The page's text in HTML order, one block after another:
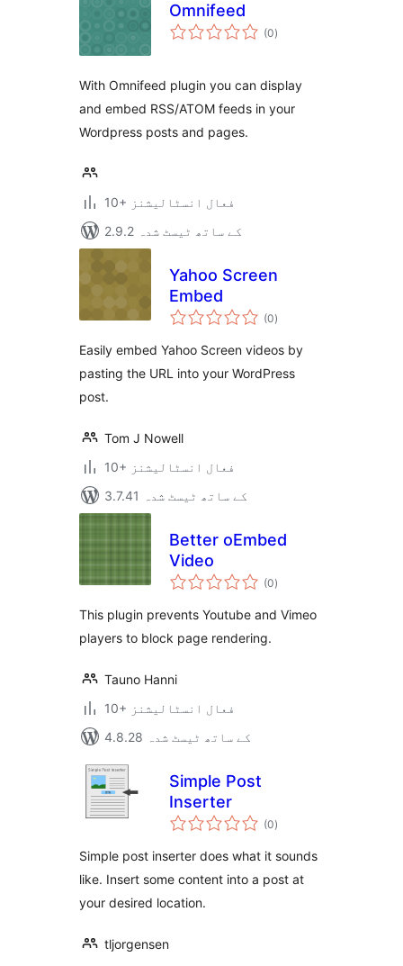
Omnifeed
(0مجموعی
درجہ
)
With Omnifeed plugin you can display
and embed RSS/ATOM feeds in your
Wordpress posts and pages.
10+ فعال انسٹالیشنز
2.9.2 کے ساتھ ٹیسٹ شدہ
Yahoo Screen
Embed
(0مجموعی
درجہ
)
Easily embed Yahoo Screen videos by
pasting the URL into your WordPress
post.
Tom J Nowell
10+ فعال انسٹالیشنز
3.7.41 کے ساتھ ٹیسٹ شدہ
Better oEmbed
Video
(0مجموعی
درجہ
)
This plugin prevents Youtube and Vimeo
players to block page rendering.
Tauno Hanni
10+ فعال انسٹالیشنز
4.8.28 کے ساتھ ٹیسٹ شدہ
Simple Post
Inserter
(0مجموعی
درجہ
)
Simple post inserter does what it sounds
like. Insert some content into a post at
your desired location.
tljorgensen